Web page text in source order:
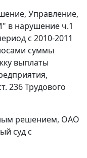
Управление,
в нарушение ч.1
с 2010-2011
суммы
выплаты
236Трудового
решением, ОАО
суд с